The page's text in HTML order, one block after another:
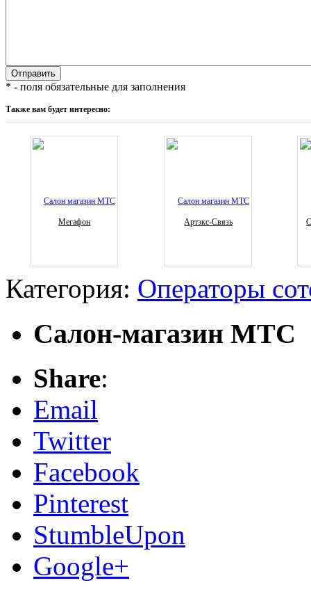
* - поля обязательные для заполнения
Также вам будет интересно:
Мегафон Артэкс-Связь
Категория: Операторы
Салон-магазин МТС
Share:
Email
Twitter
Facebook
Pinterest
StumbleUpon
Google+